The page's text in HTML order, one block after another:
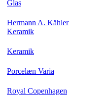
Glas
Hermann A. Kähler
Keramik
Keramik
Porcelæn Varia
Royal Copenhagen